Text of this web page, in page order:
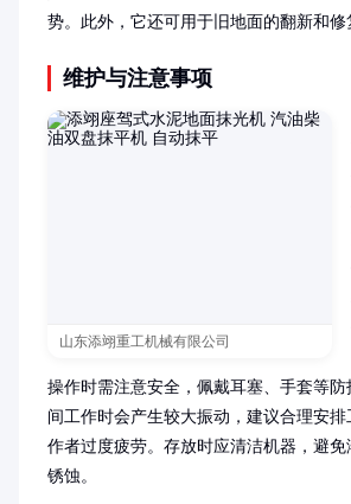
势。此外，它还可用于旧地面的翻新和修
维护与注意事项
山东添翊重工机械有限公司
操作时需注意安全，佩戴耳塞、手套等
间工作时会产生较大振动，建议合理安
作者过度疲劳。存放时应清洁机器，避
锈蚀。